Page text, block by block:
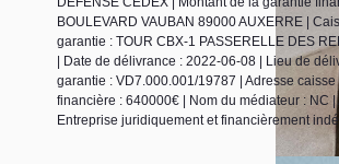
BOULEVARD VAUBAN 89000 AUXERRE |
garantie : TOUR CBX-1 PASSERELLE DES
| Date de délivrance : 2022-06-08 | Lieu de
garantie : VD7.000.001/19787 | Adresse
financière : 640000€ | Nom du médiateur : NC
Entreprise juridiquement et financièrement